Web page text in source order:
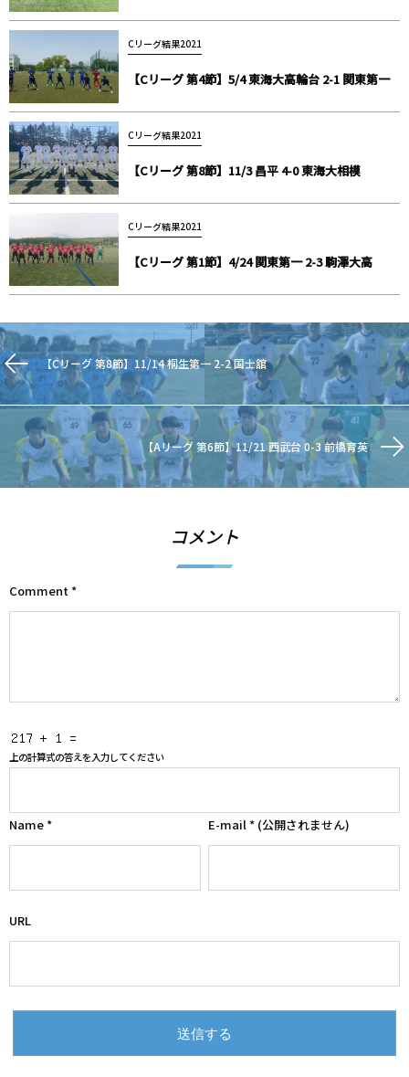
Cリーグ結果2021
【Cリーグ 第4節】5/4 東海大高輪台 2-1 関東第一
Cリーグ結果2021
【Cリーグ 第8節】11/3 昌平 4-0 東海大相模
Cリーグ結果2021
【Cリーグ 第1節】4/24 関東第一 2-3 駒澤大高
【Cリーグ 第8節】11/14 桐生第一 2-2 国士舘
【Aリーグ 第6節】11/21 西武台 0-3 前橋育英
コメント
Comment*
上の計算式の答えを入力してください
Name* E-mail* (公開されません)
URL